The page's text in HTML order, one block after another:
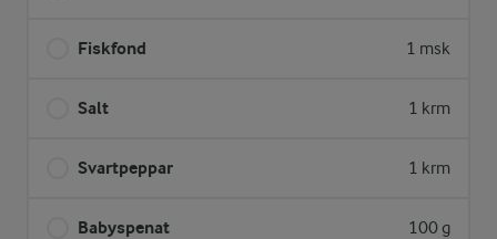
Fiskfond 1 msk
Salt 1 krm
Svartpeppar 1 krm
Babyspenat 100 g